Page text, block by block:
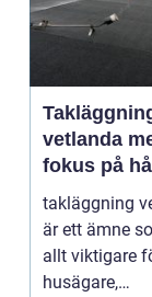
vetlanda
fokus på
tak och
takläggning
är ett ämne
allt viktigare
husägare,